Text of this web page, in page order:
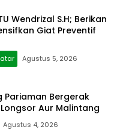
Wendrizal S.H; Berikan
Giat Preventif
Agustus 5, 2026
Pariaman Bergerak
Aur Malintang
Agustus 4, 2026